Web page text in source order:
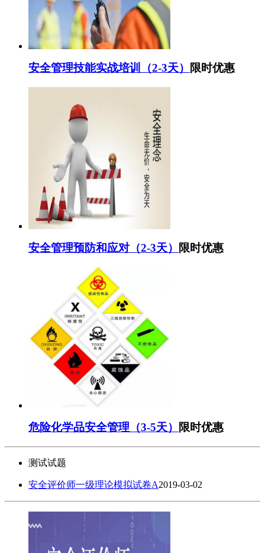
安全管理技能实战培训（2-3天） 限时优惠
安全管理预防和应对（2-3天） 限时优惠
危险化学品安全管理（3-5天） 限时优惠
测试试题
安全评价师一级理论模拟试卷A2019-03-02